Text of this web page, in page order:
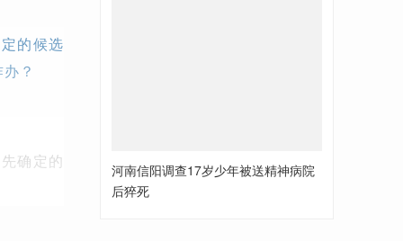
的候选
？
确定的
河南信阳调查17岁少年被送精神病院
后猝死